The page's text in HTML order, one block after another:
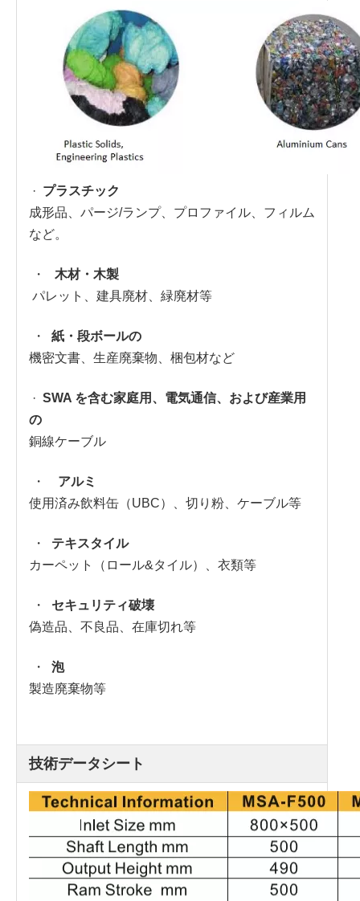
· プラスチック
成形品、パージ/ランプ、プロファイル、フィルム
など。
・
木材・木製
パレット、建具廃材、緑廃材等
・ 紙・段ボールの
機密文書、生産廃棄物、梱包材など
· SWA を含む家庭用、電気通信、および産業用
の
銅線ケーブル
・ アルミ
使用済み飲料缶（UBC）、切り粉、ケーブル等
・ テキスタイル
カーペット（ロール&タイル）、衣類等
・ セキュリティ破壊
偽造品、不良品、在庫切れ等
・ 泡
製造廃棄物等
技術データシート